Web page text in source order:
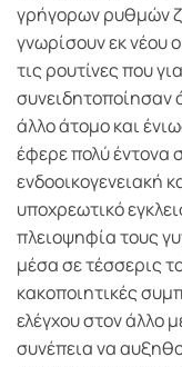
γρήγορων ρυθμών
γνωρίσουν εκ νέου
τις ρουτίνες που
συνειδητοποίησαν
άλλο άτομο και
έφερε πολύ έντονα
ενδοοικογενειακή
υποχρεωτικό
πλειοψηφία τους
μέσα σε τέσσερις
κακοποιητικές
ελέγχου στον άλλο
συνέπεια να